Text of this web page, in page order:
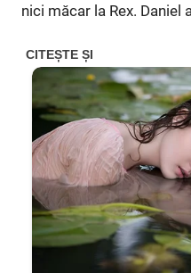
nici măcar la Rex.